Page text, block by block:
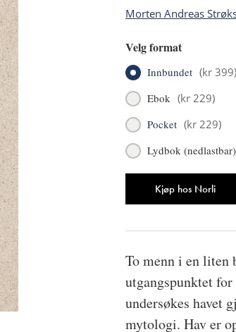
Morten Andreas
Velg format
Innbundet (kr 399)
Ebok (kr 229)
Pocket (kr 229)
Lydbok (nedlastbar)
Kjøp hos Norli
To menn i en liten
utgangspunktet
undersøkes havet
mytologi. Hav er